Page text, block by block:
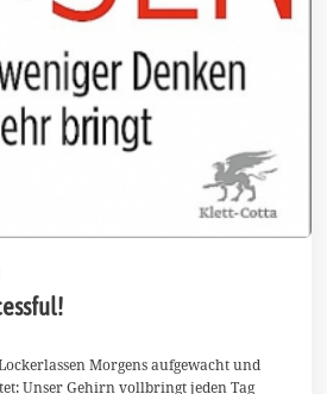
Morgens aufgewacht und
Unser Gehirn vollbringt jeden Tag